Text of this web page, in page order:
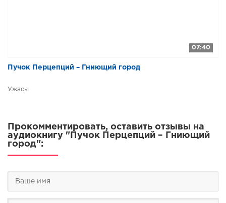
07:40
Пучок Перцепций – Гниющий город
Ужасы
Прокомментировать, оставить отзывы на
аудиокнигу "Пучок Перцепций – Гниющий
город":